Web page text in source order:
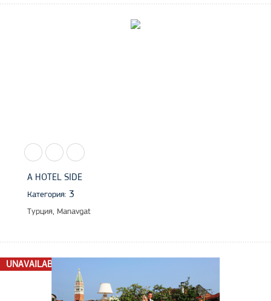
A HOTEL SIDE
Категория: 3
Турция, Manavgat
UNAVAILABLE